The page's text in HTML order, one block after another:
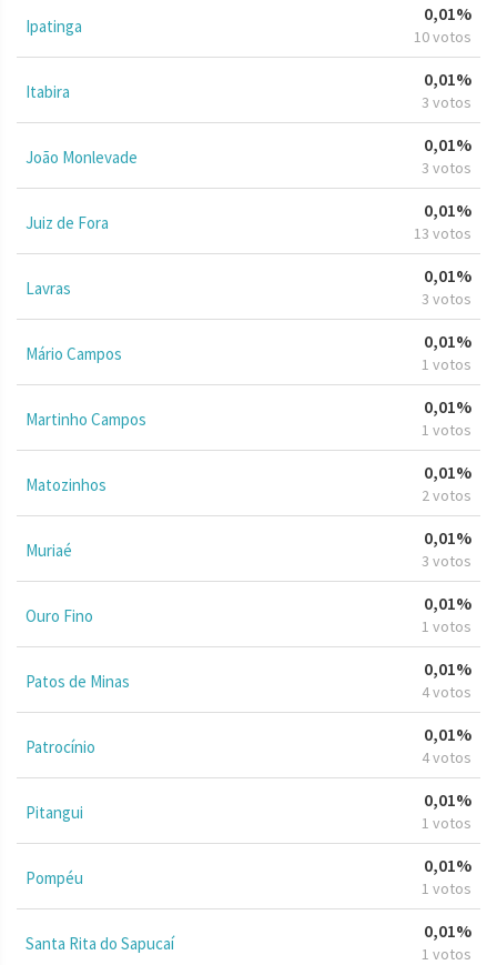
Ipatinga
0,01%
10 votos
Itabira
0,01%
3 votos
João Monlevade
0,01%
3 votos
Juiz de Fora
0,01%
13 votos
Lavras
0,01%
3 votos
Mário Campos
0,01%
1 votos
Martinho Campos
0,01%
1 votos
Matozinhos
0,01%
2 votos
Muriaé
0,01%
3 votos
Ouro Fino
0,01%
1 votos
Patos de Minas
0,01%
4 votos
Patrocínio
0,01%
4 votos
Pitangui
0,01%
1 votos
Pompéu
0,01%
1 votos
Santa Rita do Sapucaí
0,01%
1 votos